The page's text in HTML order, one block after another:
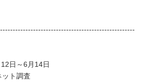
日～6月14日
ット調査